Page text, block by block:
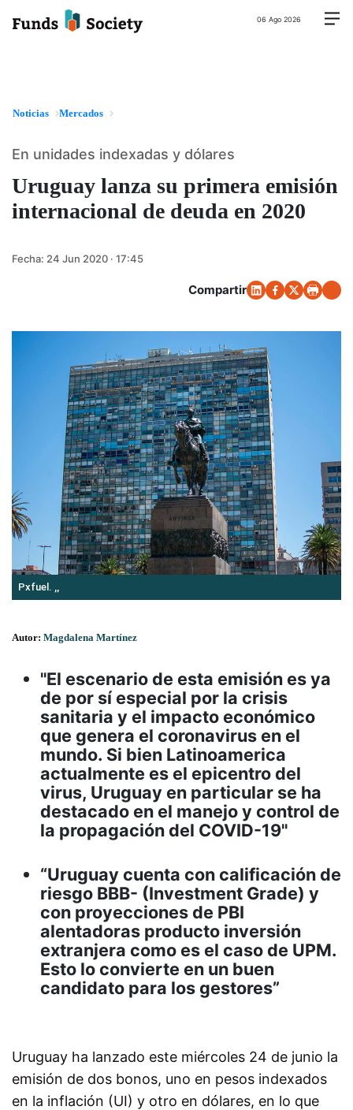
06 Ago 2026
Noticias Mercados
Uruguay lanza su primera emisión
internacional de deuda en 2020
En unidades indexadas y dólares
Fecha: 24 Jun 2020 · 17:45
Compartir
Pxfuel. ,,
Autor: Magdalena Martínez
"El escenario de esta emisión es ya
de por sí especial por la crisis
sanitaria y el impacto económico
que genera el coronavirus en el
mundo. Si bien Latinoamerica
actualmente es el epicentro del
virus, Uruguay en particular se ha
destacado en el manejo y control de
la propagación del COVID-19"
“Uruguay cuenta con calificación de
riesgo BBB- (Investment Grade) y
con proyecciones de PBI
alentadoras producto inversión
extranjera como es el caso de UPM.
Esto lo convierte en un buen
candidato para los gestores”
Uruguay ha lanzado este miércoles 24 de junio la
emisión de dos bonos, uno en pesos indexados
en la inflación (UI) y otro en dólares, en lo que